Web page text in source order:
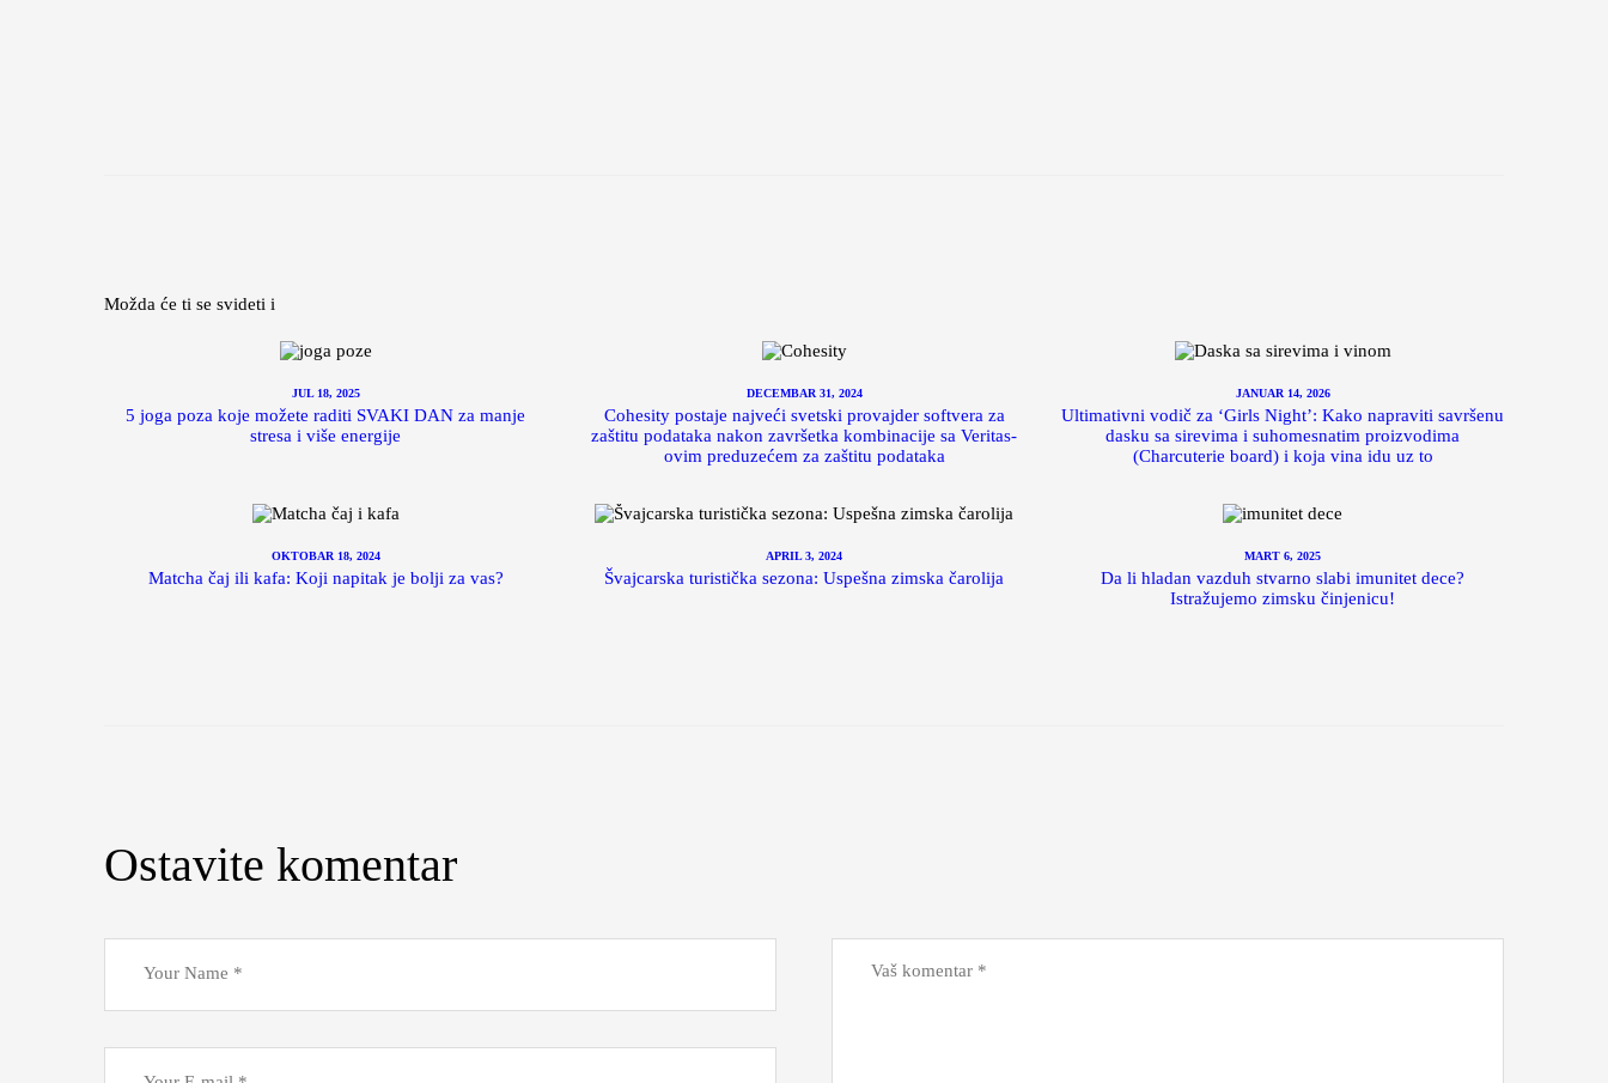
Možda će ti se svideti i
JUL 18, 2025
5 joga poza koje možete raditi SVAKI DAN za manje
stresa i više energije
DECEMBAR 31, 2024
Cohesity postaje najveći svetski provajder softvera za
zaštitu podataka nakon završetka kombinacije sa Veritas-
ovim preduzećem za zaštitu podataka
JANUAR 14, 2026
Ultimativni vodič za ‘Girls Night’: Kako napraviti savršenu
dasku sa sirevima i suhomesnatim proizvodima
(Charcuterie board) i koja vina idu uz to
OKTOBAR 18, 2024
Matcha čaj ili kafa: Koji napitak je bolji za vas?
APRIL 3, 2024
Švajcarska turistička sezona: Uspešna zimska čarolija
MART 6, 2025
Da li hladan vazduh stvarno slabi imunitet dece?
Istražujemo zimsku činjenicu!
Ostavite komentar